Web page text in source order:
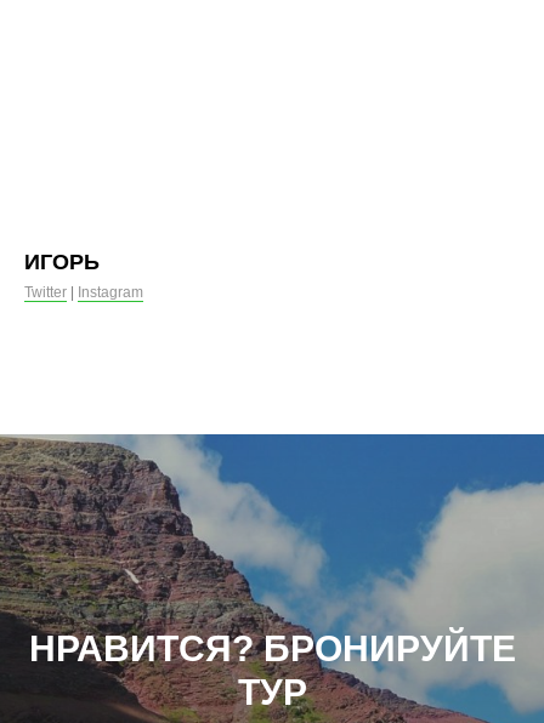
ИГОРЬ
Twitter | Instagram
НРАВИТСЯ? БРОНИРУЙТЕ
ТУР